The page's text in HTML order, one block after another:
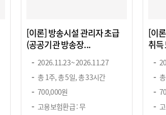
[이론] 방송시설 관리자 초급
(공공기관 방송장...
2026.11.23 ~ 2026.11.27
총 1주, 총 5일, 총 33시간
700,000원
고용보험환급 : 무
[이
취득